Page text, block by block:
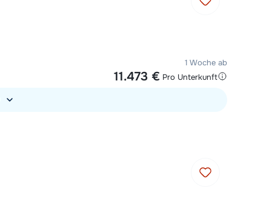
1 Woche ab
11.473 € Pro Unterkunft